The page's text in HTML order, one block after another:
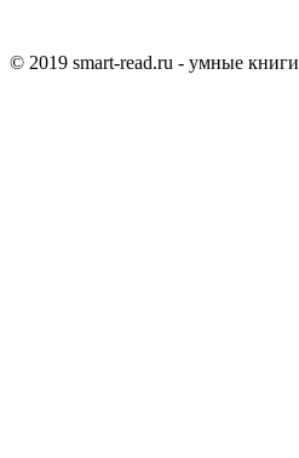
© 2019 smart-read.ru - умные книги